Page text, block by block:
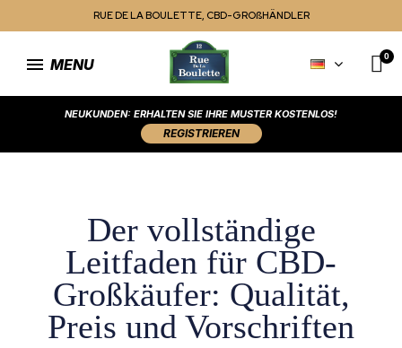
RUE DE LA BOULETTE, CBD-GROßHÄNDLER
MENU
NEUKUNDEN: ERHALTEN SIE IHRE MUSTER KOSTENLOS!
REGISTRIEREN
Der vollständige
Leitfaden für CBD-
Großkäufer: Qualität,
Preis und Vorschriften